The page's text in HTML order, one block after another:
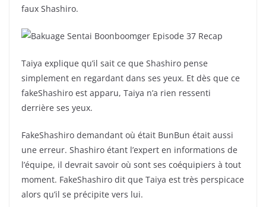
faux Shashiro.
Taiya explique qu’il sait ce que Shashiro pense
simplement en regardant dans ses yeux. Et dès que ce
fakeShashiro est apparu, Taiya n’a rien ressenti
derrière ses yeux.
FakeShashiro demandant où était BunBun était aussi
une erreur. Shashiro étant l’expert en informations de
l’équipe, il devrait savoir où sont ses coéquipiers à tout
moment. FakeShashiro dit que Taiya est très perspicace
alors qu’il se précipite vers lui.